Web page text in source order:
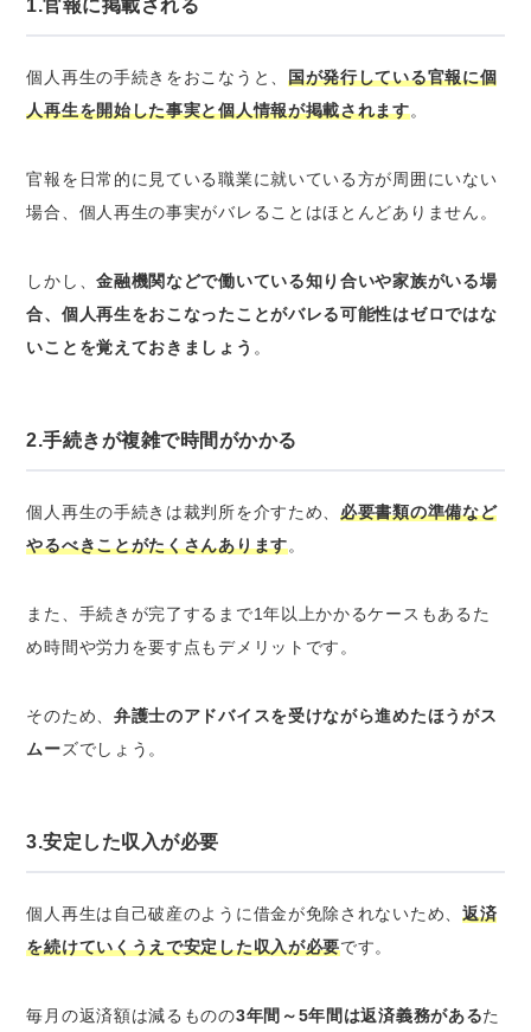
1.官報に掲載される
個人再生の手続きをおこなうと、 国が発行している官報に個
人再生を開始した事実と個人情報が掲載されます。
官報を日常的に見ている職業に就いている方が周囲にいない
場合、個人再生の事実がバレることはほとんどありません。
しかし、金融機関などで働いている知り合いや家族がいる場
合、個人再生をおこなったことがバレる可能性はゼロではな
いことを覚えておきましょう 。
2.手続きが複雑で時間がかかる
個人再生の手続きは裁判所を介すため、必要書類の準備など
やるべきことがたくさんあります。
また、手続きが完了するまで1年以上かかるケースもあるた
め時間や労力を要す点もデメリットです。
そのため、 弁護士のアドバイスを受けながら進めたほうがス
ムーズでしょう。
3.安定した収入が必要
個人再生は自己破産のように借金が免除されないため、 返済
を続けていくうえで安定した収入が必要です。
毎月の返済額は減るものの3年間～5年間は返済義務があるた